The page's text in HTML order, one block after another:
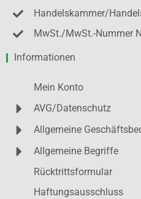
Handelskammer/
MwSt./MwSt.-Nummer
Informationen
Mein Konto
AVG/Datenschutz
Allgemeine
Allgemeine Begriffe
Rücktrittsformular
Haftungsausschluss